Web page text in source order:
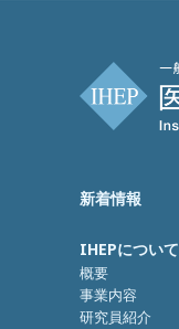
新着情報
IHEPについて
概要
事業内容
研究員紹介